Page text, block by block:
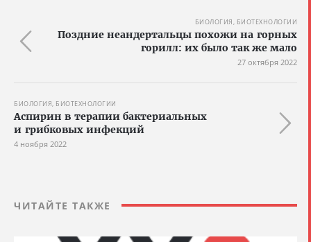
БИОЛОГИЯ, БИОТЕХНОЛОГИИ
Поздние неандертальцы похожи на горных
горилл: их было так же мало
27 октября 2022
БИОЛОГИЯ, БИОТЕХНОЛОГИИ
Аспирин в терапии бактериальных
и грибковых инфекций
4 ноября 2022
ЧИТАЙТЕ ТАКЖЕ